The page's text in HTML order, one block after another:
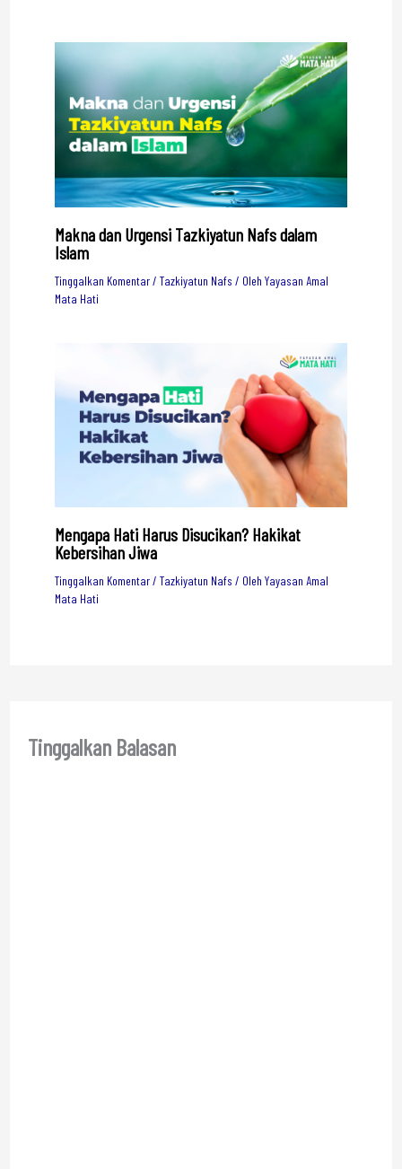
Makna dan Urgensi Tazkiyatun Nafs dalam
Islam
Tinggalkan Komentar/ Tazkiyatun Nafs / Oleh Yayasan Amal
Mata Hati
Mengapa Hati Harus Disucikan? Hakikat
Kebersihan Jiwa
Tinggalkan Komentar/ Tazkiyatun Nafs / Oleh Yayasan Amal
Mata Hati
Tinggalkan Balasan